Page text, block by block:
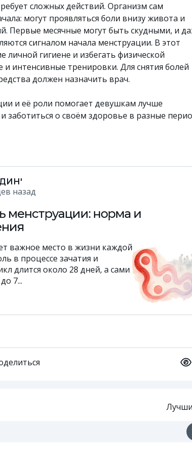
сложных действий. Организм сам
могут проявляться боли внизу живота и
Первые месячные могут быть скудными, и
сигналом начала менструации. В этот
гигиене и избегать физической
и интенсивные тренировки. Для снятия болей
должен назначить врач.
и её роли помогает девушкам лучше
заботиться о своём здоровье в разные
назад
менструации: норма и
важное место в жизни каждой
в процессе зачатия и
длится около 28 дней, а сами
7...